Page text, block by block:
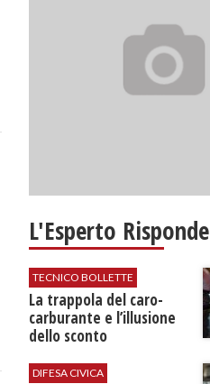
L'Esperto Risponde
TECNICO BOLLETTE
​La trappola del caro-
carburante e l’illusione
dello sconto
DIFESA CIVICA